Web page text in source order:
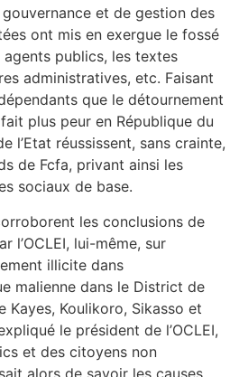
et de gestion des
ont mis en exergue le fossé
publics, les textes
administratives, etc. Faisant
que le détournement
plus peur en République du
l’Etat réussissent, sans crainte,
de Fcfa, privant ainsi les
sociaux de base.
les conclusions de
l’OCLEI, lui-même, sur
illicite dans
malienne dans le District de
Kayes, Koulikoro, Sikasso et
le président de l’OCLEI,
et des citoyens non
alors de savoir les causes